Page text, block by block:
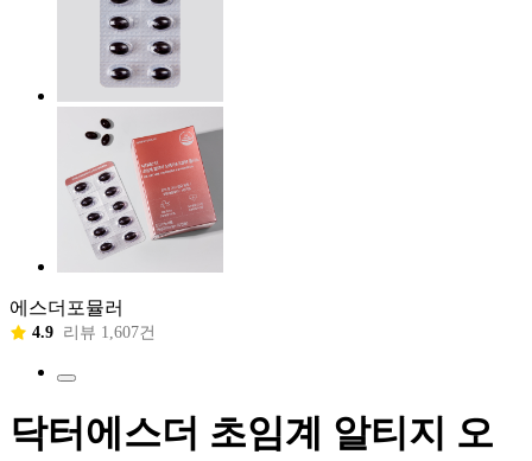
에스더포뮬러
4.9 리뷰 1,607건
닥터에스더 초임계 알티지 오